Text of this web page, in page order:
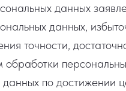
данных
данных,
точности,
по достижении